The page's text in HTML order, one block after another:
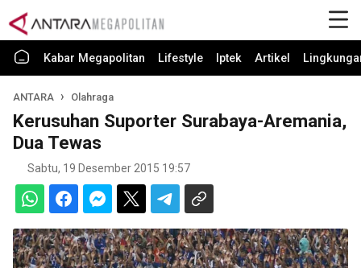
Kabar Megapolitan Lifestyle Iptek Artikel
ANTARA Olahraga
Kerusuhan Suporter Surabaya-Aremania,
Dua Tewas
Sabtu, 19 Desember 2015 19:57